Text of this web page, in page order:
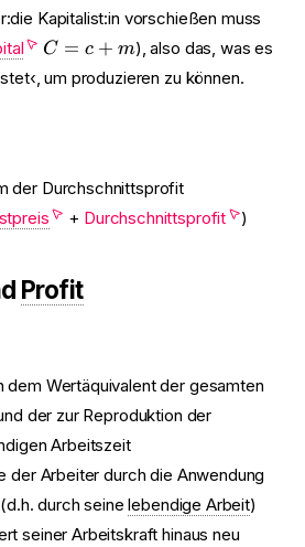
Kapitalist:in vorschießen muss
C
c
C = c + m), also das, was es
um produzieren zu können.
der Durchschnittsprofit
+ Durchschnittsprofit )
Profit
Wertäquivalent der gesamten
der zur Reproduktion der
Arbeitszeit
der Arbeiter durch die Anwendung
durch seinelebendige Arbeit)
seiner Arbeitskraft hinaus neu